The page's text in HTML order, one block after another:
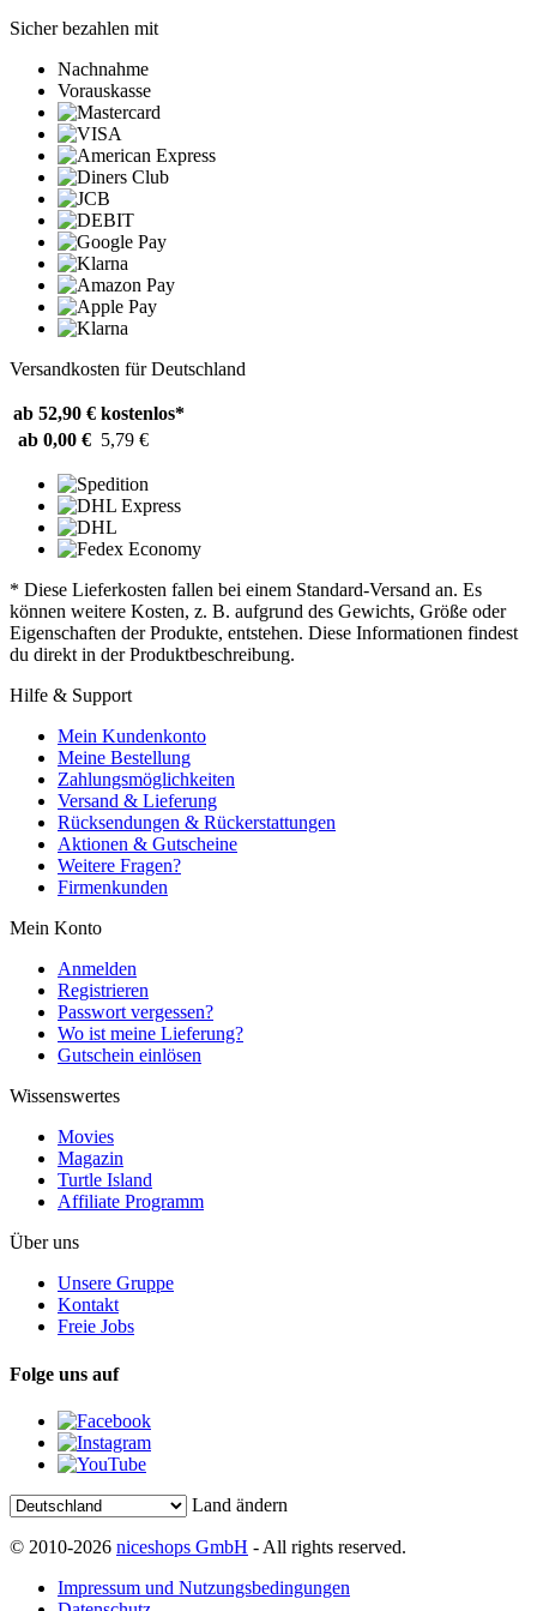
Sicher bezahlen mit
Nachnahme
Vorauskasse
Versandkosten für Deutschland
ab 52,90 € kostenlos*
ab 0,00 € 5,79 €
* Diese Lieferkosten fallen bei einem Standard-Versand an. Es
können weitere Kosten, z. B. aufgrund des Gewichts, Größe oder
Eigenschaften der Produkte, entstehen. Diese Informationen findest
du direkt in der Produktbeschreibung.
Hilfe & Support
Mein Kundenkonto
Meine Bestellung
Zahlungsmöglichkeiten
Versand & Lieferung
Rücksendungen & Rückerstattungen
Aktionen & Gutscheine
Weitere Fragen?
Firmenkunden
Mein Konto
Anmelden
Registrieren
Passwort vergessen?
Wo ist meine Lieferung?
Gutschein einlösen
Wissenswertes
Movies
Magazin
Turtle Island
Affiliate Programm
Über uns
Unsere Gruppe
Kontakt
Freie Jobs
Folge uns auf
Land ändern
© 2010-2026 niceshops GmbH - All rights reserved.
Impressum und Nutzungsbedingungen